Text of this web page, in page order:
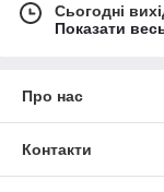
Сьогодні
Показати
Про нас
Контакти